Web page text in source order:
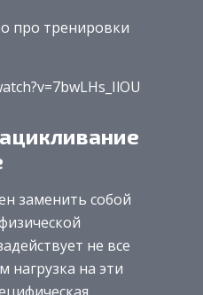
про тренировки
заменить собой
не все
на эти